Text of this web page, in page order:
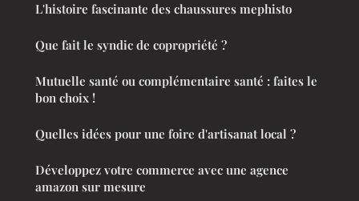
L'histoire fascinante des chaussures mephisto
Que fait le syndic de copropriété ?
Mutuelle santé ou complémentaire santé : faites le
bon choix !
Quelles idées pour une foire d'artisanat local ?
Développez votre commerce avec une agence
amazon sur mesure